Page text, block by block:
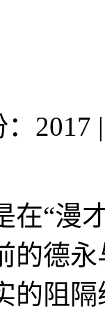
：2017 |
在“漫
的德
的阻